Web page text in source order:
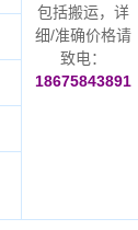
包括搬运，详
细/准确价格请
致电：
18675843891